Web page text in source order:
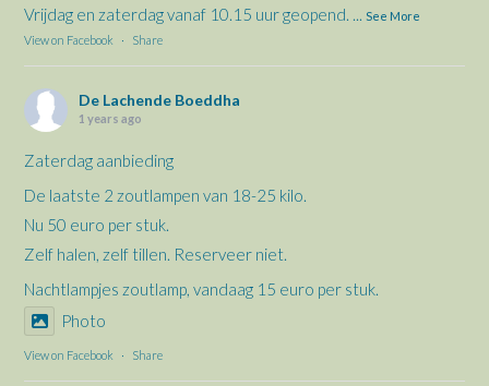
Vrijdag en zaterdag vanaf 10.15 uur geopend. ... See More
View on Facebook
· Share
De Lachende Boeddha
1 years ago
Zaterdag aanbieding
De laatste 2 zoutlampen van 18-25 kilo.
Nu 50 euro per stuk.
Zelf halen, zelf tillen. Reserveer niet.
Nachtlampjes zoutlamp, vandaag 15 euro per stuk.
Photo
View on Facebook · Share